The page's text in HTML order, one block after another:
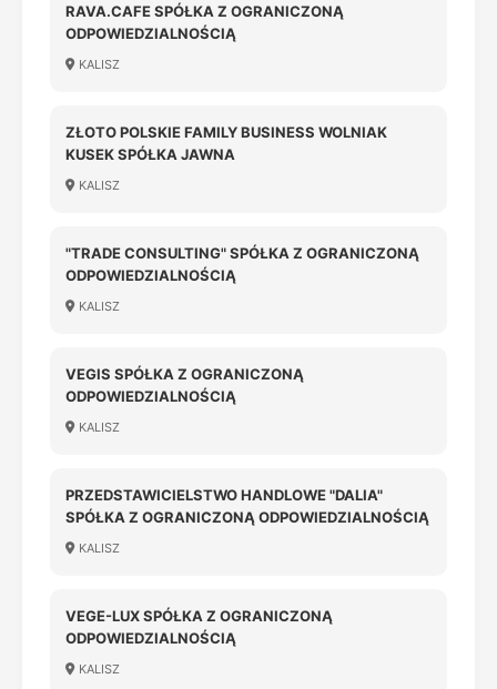
RAVA.CAFE SPÓŁKA Z OGRANICZONĄ
ODPOWIEDZIALNOŚCIĄ
KALISZ
ZŁOTO POLSKIE FAMILY BUSINESS WOLNIAK
KUSEK SPÓŁKA JAWNA
KALISZ
"TRADE CONSULTING" SPÓŁKA Z OGRANICZONĄ
ODPOWIEDZIALNOŚCIĄ
KALISZ
VEGIS SPÓŁKA Z OGRANICZONĄ
ODPOWIEDZIALNOŚCIĄ
KALISZ
PRZEDSTAWICIELSTWO HANDLOWE "DALIA"
SPÓŁKA Z OGRANICZONĄ ODPOWIEDZIALNOŚCIĄ
KALISZ
VEGE-LUX SPÓŁKA Z OGRANICZONĄ
ODPOWIEDZIALNOŚCIĄ
KALISZ